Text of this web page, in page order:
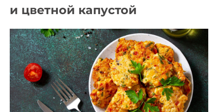
и цветной капустой